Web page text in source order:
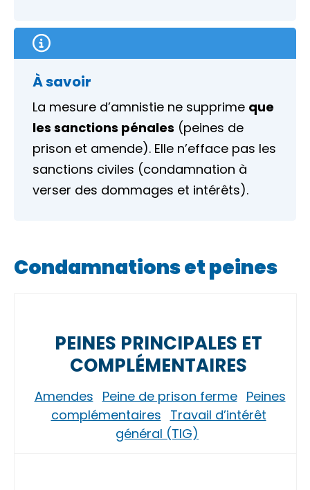
À savoir
La mesure d’amnistie ne supprime que
les sanctions pénales (peines de
prison et amende). Elle n’efface pas les
sanctions civiles (condamnation à
verser des dommages et intérêts).
Condamnations et peines
PEINES PRINCIPALES ET
COMPLÉMENTAIRES
Amendes Peine de prison ferme Peines
complémentaires Travail d’intérêt
général (TIG)